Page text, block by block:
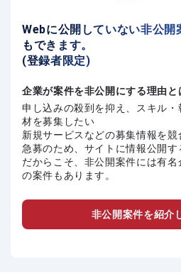
Webに公開していない非公開
もできます。
(登録者限定)
企業が案件を非公開にする理由と
申し込みの殺到を抑え、スキル
材を募集したい
新規サービスなどの募集情報を
急募のため、サイトに情報公開
だからこそ、非公開案件には有
の案件もあります。
非公開案件を紹介